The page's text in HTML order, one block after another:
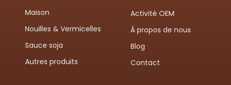
Maison
Nouilles & Vermicelles
Sauce soja
Autres produits
Activité OEM
À propos de nous
Blog
Contact